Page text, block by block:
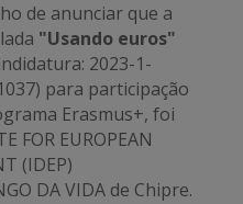
de anunciar que a
"Usando euros"
2023-1-
para participação
Erasmus+, foi
FOR EUROPEAN
(IDEP)
DA VIDA de Chipre.